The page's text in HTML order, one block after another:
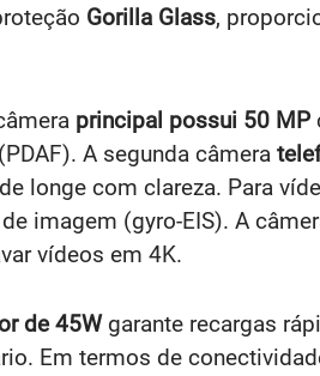
Gorilla Glass,
principal possui 50 MP
A segunda câmera
longe com clareza. Para
imagem (gyro-EIS). A
vídeos em 4K.
de 45Wgarante recargas
Em termos de